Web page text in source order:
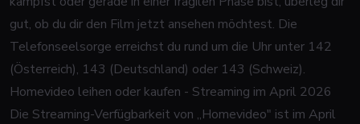
gut, ob du dir den Film jetzt ansehen möchtest. Die
Telefonseelsorge erreichst du rund um die Uhr unter 142
(Österreich), 143 (Deutschland) oder 143 (Schweiz).
Homevideo leihen oder kaufen - Streaming im April 2026
Die Streaming-Verfügbarkeit von „Homevideo" ist im April